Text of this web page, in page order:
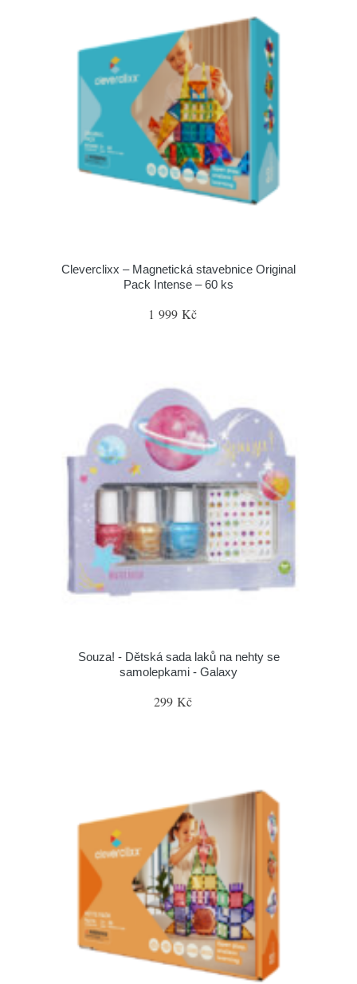
Cleverclixx – Magnetická stavebnice Original
Pack Intense – 60 ks
1 999 Kč
Souza! - Dětská sada laků na nehty se
samolepkami - Galaxy
299 Kč